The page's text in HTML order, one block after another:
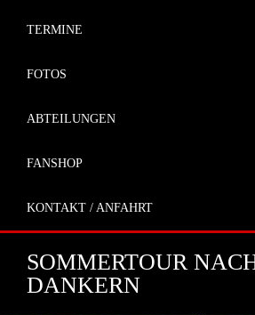
TERMINE
FOTOS
ABTEILUNGEN
FANSHOP
KONTAKT / ANFAHRT
SOMMERTOUR
DANKERN